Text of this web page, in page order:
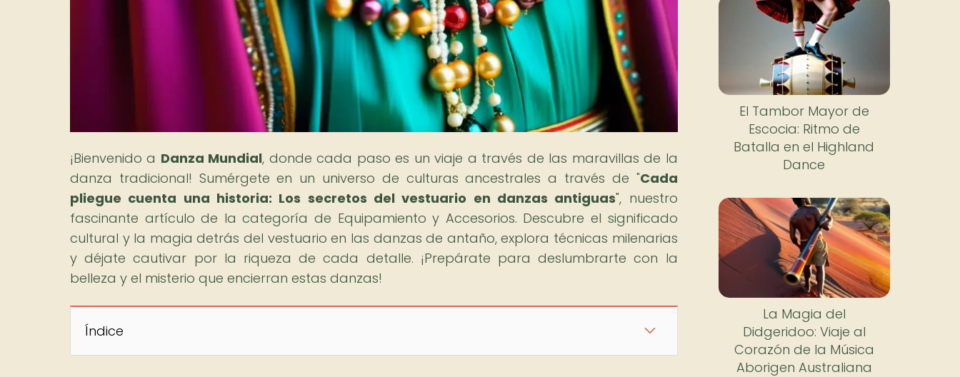
¡Bienvenido a Danza Mundial, donde cada paso es un viaje a través de las maravillas de la
danza tradicional! Sumérgete en un universo de culturas ancestrales a través de "Cada
pliegue cuenta una historia: Los secretos del vestuario en danzas antiguas", nuestro
fascinante artículo de la categoría de Equipamiento y Accesorios. Descubre el significado
cultural y la magia detrás del vestuario en las danzas de antaño, explora técnicas milenarias
y déjate cautivar por la riqueza de cada detalle. ¡Prepárate para deslumbrarte con la
belleza y el misterio que encierran estas danzas!
Índice
El Tambor Mayor de
Escocia: Ritmo de
Batalla en el Highland
Dance
La Magia del
Didgeridoo: Viaje al
Corazón de la Música
Aborigen Australiana